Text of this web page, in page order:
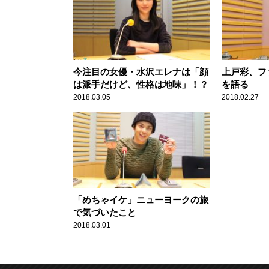
今注目の女優・水沢エレナは「顔
は派手だけど、性格は地味」！？
2018.03.05
上戸彩、
を語る
2018.02.27
「めちゃイケ」ニューヨークの旅
で気づいたこと
2018.03.01